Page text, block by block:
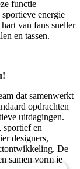
functie
energie
van fans sneller
en tassen.
dat samenwerkt
opdrachten
uitdagingen.
sportief en
designers,
De
samen vorm je